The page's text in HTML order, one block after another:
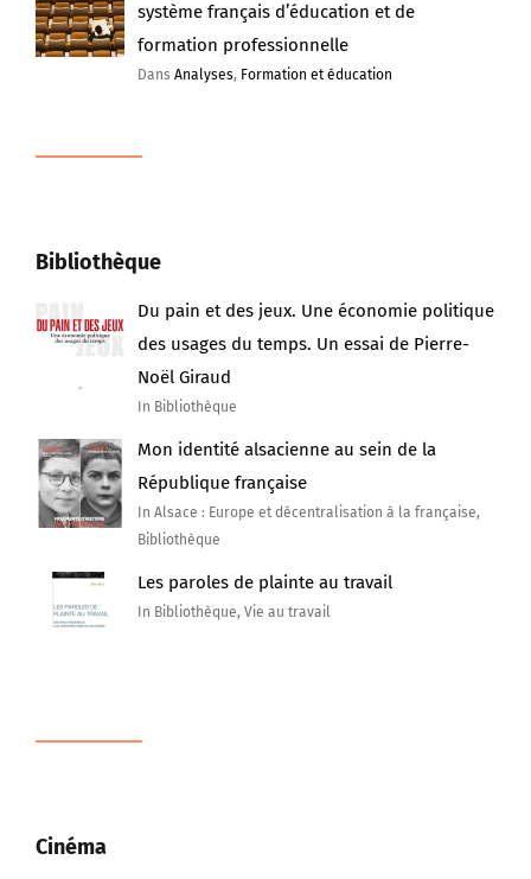
système français d’éducation et de
formation professionnelle
DansAnalyses, Formation et éducation
Bibliothèque
Du pain et des jeux. Une économie politique
des usages du temps. Un essai de Pierre-
Noël Giraud
In Bibliothèque
Mon identité alsacienne au sein de la
République française
In Alsace : Europe et décentralisation à la française,
Bibliothèque
Les paroles de plainte au travail
In Bibliothèque, Vie au travail
Cinéma